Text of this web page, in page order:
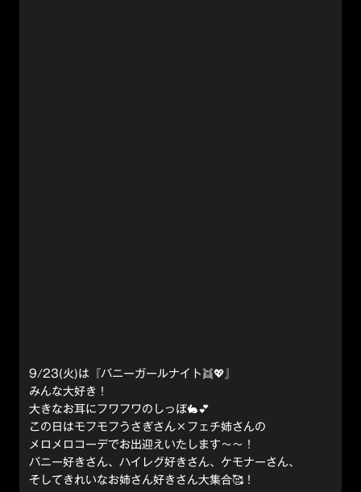
9/23(火)は『バニーガールナイト👯💖』
みんな大好き！
大きなお耳にフワフワのしっぽ🐇💕
この日はモフモフうさぎさん×フェチ姉さんの
メロメロコーデでお出迎えいたします～～！
バニー好きさん、ハイレグ好きさん、ケモナーさん、
そしてきれいなお姉さん好きさん大集合🥰！